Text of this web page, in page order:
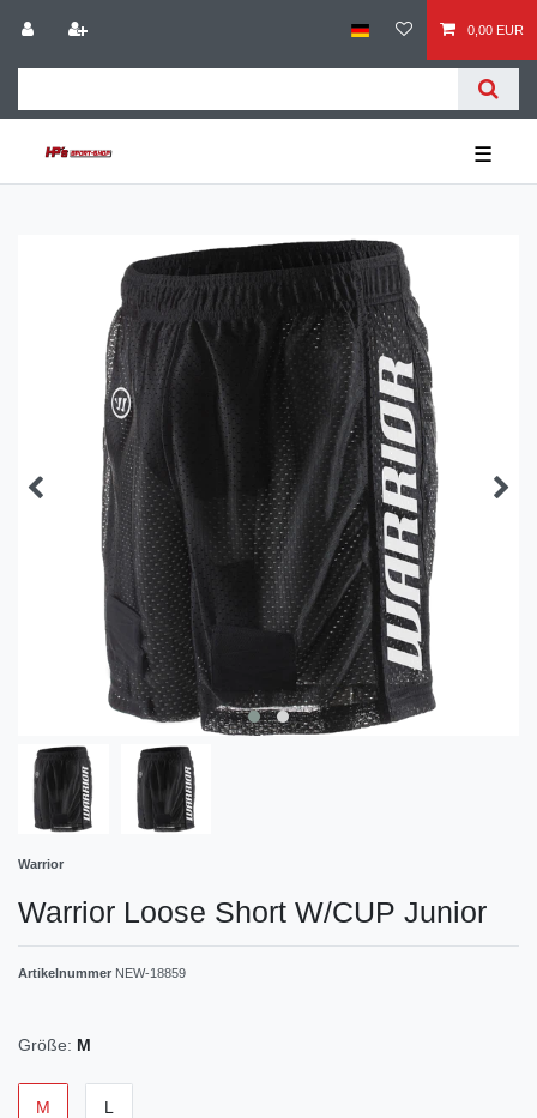
0,00 EUR
☰
Warrior
Warrior Loose Short W/CUP Junior
Artikelnummer NEW-18859
Größe: M
M L